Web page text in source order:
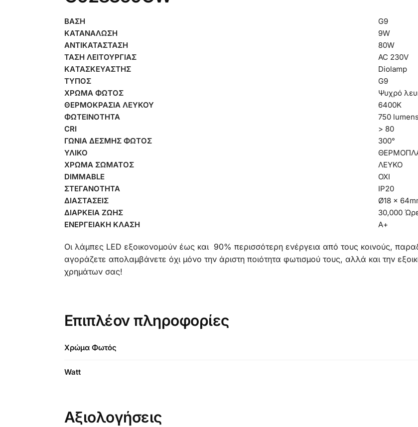
ΒΑΣΗ
G9
ΚΑΤΑΝΑΛΩΣΗ
9W
ΑΝΤΙΚΑΤΑΣΤΑΣΗ
80W
ΤΑΣΗ ΛΕΙΤΟΥΡΓΙΑΣ
AC 230V
KAΤΑΣΚΕΥΑΣΤΗΣ
Diolamp
ΤΥΠΟΣ
G9
ΧΡΩΜΑ ΦΩΤΟΣ
Ψυχρό
ΘΕΡΜΟΚΡΑΣΙΑ ΛΕΥΚΟΥ
6400K
ΦΩΤΕΙΝΟΤΗΤΑ
750
CRI
> 80
ΓΩΝΙΑ ΔΕΣΜΗΣ ΦΩΤΟΣ
300°
ΥΛΙΚΟ
ΧΡΩΜΑ ΣΩΜΑΤΟΣ
ΛΕΥΚΟ
DIMMABLE
ΟΧΙ
ΣΤΕΓΑΝΟΤΗΤΑ
IP20
ΔΙΑΣΤΑΣΕΙΣ
Ø18 x
ΔΙΑΡΚΕΙΑ ΖΩΗΣ
30,000
ΕΝΕΡΓΕΙΑΚΗ ΚΛΑΣΗ
Α+
Οι λάμπες LED εξοικονομούν έως και 90% περισσότερη ενέργεια από τους κοινούς,
αγοράζετε απολαμβάνετε όχι μόνο την άριστη ποιότητα φωτισμού τους, αλλά και την
χρημάτων σας!
Επιπλέον πληροφορίες
Χρώμα Φωτός
Watt
Αξιολογήσεις